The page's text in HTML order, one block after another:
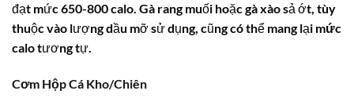
đạt mức 650-800 calo. Gà rang muối hoặc gà xào sả ớt, tùy
thuộc vào lượng dầu mỡ sử dụng, cũng có thể mang lại mức
calotương tự.
Cơm Hộp Cá Kho/Chiên